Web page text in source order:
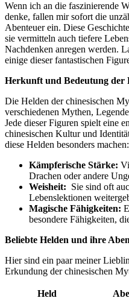
Wenn‍ ich an die faszinierende
⁣denke, fallen⁣ mir sofort die
Abenteuer ein. Diese
sie vermitteln auch‍ tiefere
Nachdenken⁤ anregen werden.
einige dieser fantastischen
Herkunft und Bedeutung der
Die ‌Helden der chinesischen‌
verschiedenen Mythen,
Jede dieser Figuren spielt eine
chinesischen Kultur und
diese Helden besonders machen:
Kämpferische Stärke:
Drachen oder andere
Weisheit:
Sie sind oft
Lebenslektionen
Magische Fähigkeiten:
besondere⁣ Fähigkeiten,
Beliebte Helden und ihre⁢
Hier sind ein paar ⁢meiner
Erkundung‌ der chinesischen
Held